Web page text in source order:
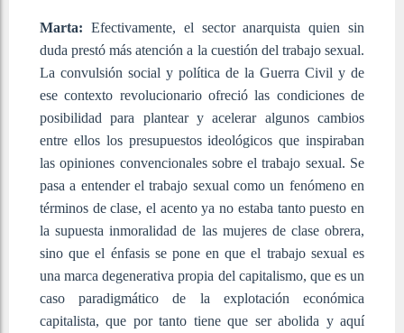
Marta: Efectivamente, el sector anarquista quien sin
duda prestó más atención a la cuestión del trabajo sexual.
La convulsión social y política de la Guerra Civil y de
ese contexto revolucionario ofreció las condiciones de
posibilidad para plantear y acelerar algunos cambios
entre ellos los presupuestos ideológicos que inspiraban
las opiniones convencionales sobre el trabajo sexual. Se
pasa a entender el trabajo sexual como un fenómeno en
términos de clase, el acento ya no estaba tanto puesto en
la supuesta inmoralidad de las mujeres de clase obrera,
sino que el énfasis se pone en que el trabajo sexual es
una marca degenerativa propia del capitalismo, que es un
caso paradigmático de la explotación económica
capitalista, que por tanto tiene que ser abolida y aquí